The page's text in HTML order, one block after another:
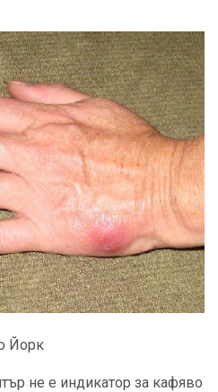
Йорк
не е индикатор за кафяво